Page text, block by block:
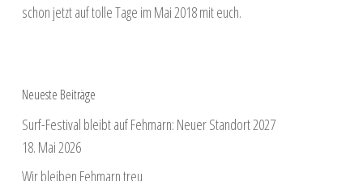
schon jetzt auf tolle Tage im Mai 2018 mit euch.
Neueste Beiträge
Surf-Festival bleibt auf Fehmarn: Neuer Standort 2027
18. Mai 2026
Wir bleiben Fehmarn treu